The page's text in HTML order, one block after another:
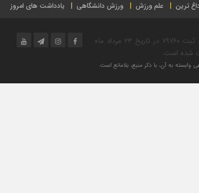
ترین علم ورزش ورزش دانشگاهی یادداشت های امروز
پایگاه خبر ورزشی یاریزان در حوزه فرهنگ و ورزش به شماره ثبت ۷۹۷۶۰ در تاریخ ۲۳ مرداد ماه
وابسته به آن، با ذکر منبع، بلامانع است.